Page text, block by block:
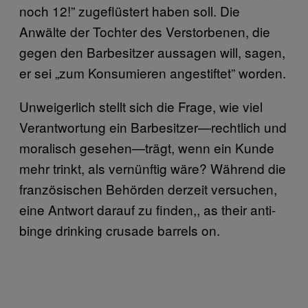
noch 12!” zugeflüstert haben soll. Die
Anwälte der Tochter des Verstorbenen, die
gegen den Barbesitzer aussagen will, sagen,
er sei „zum Konsumieren angestiftet” worden.
Unweigerlich stellt sich die Frage, wie viel
Verantwortung ein Barbesitzer—rechtlich und
moralisch gesehen—trägt, wenn ein Kunde
mehr trinkt, als vernünftig wäre? Während die
französischen Behörden derzeit versuchen,
eine Antwort darauf zu finden,, as their anti-
binge drinking crusade barrels on.